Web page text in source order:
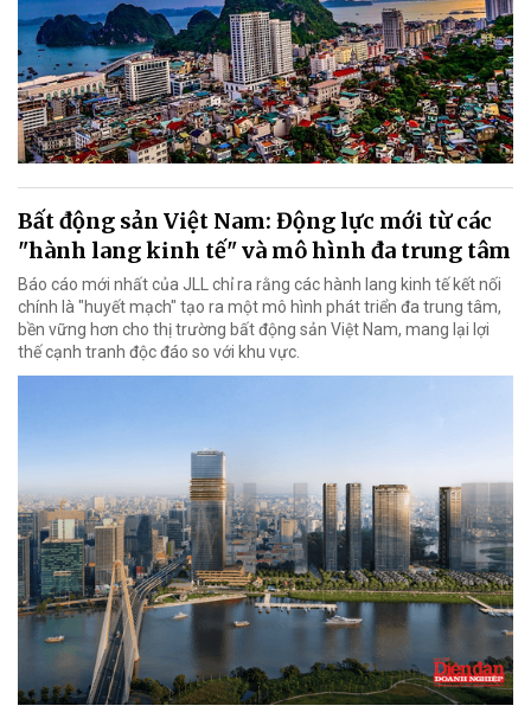
Bất động sản Việt Nam: Động lực mới từ các
"hành lang kinh tế" và mô hình đa trung tâm
Báo cáo mới nhất của JLL chỉ ra rằng các hành lang kinh tế kết nối
chính là "huyết mạch" tạo ra một mô hình phát triển đa trung tâm,
bền vững hơn cho thị trường bất động sản Việt Nam, mang lại lợi
thế cạnh tranh độc đáo so với khu vực.